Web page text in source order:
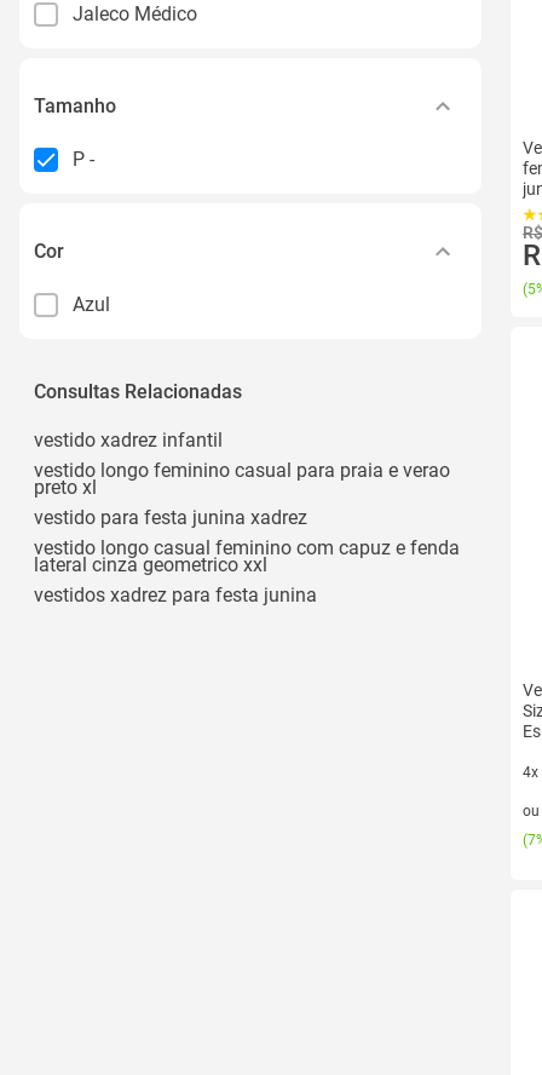
Jaleco Médico
Tamanho
P -
Cor
Azul
Consultas Relacionadas
vestido xadrez infantil
vestido longo feminino casual para praia e verao
preto xl
vestido para festa junina xadrez
vestido longo casual feminino com capuz e fenda
lateral cinza geometrico xxl
vestidos xadrez para festa junina
(
4x
4
ou
(